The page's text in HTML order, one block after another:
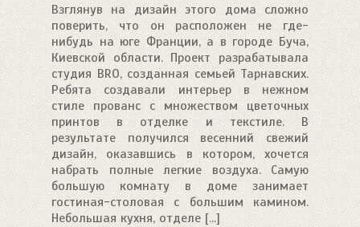
Взглянув на дизайн этого дома сложно
поверить, что он расположен не где-
нибудь на юге Франции, а в городе Буча,
Киевской области. Проект разрабатывала
студия BRO, созданная семьей Тарнавских.
Ребята создавали интерьер в нежном
стиле прованс с множеством цветочных
принтов в отделке и текстиле. В
результате получился весенний свежий
дизайн, оказавшись в котором, хочется
набрать полные легкие воздуха. Самую
большую комнату в доме занимает
гостиная-столовая с большим камином.
Небольшая кухня, отделе [...]